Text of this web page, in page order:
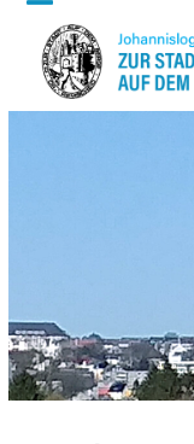
Skip
content
Open
mobile
menu
Close
mobile
menu